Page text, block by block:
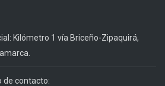
Kilómetro 1 vía Briceño-Zipaquirá,
de contacto: